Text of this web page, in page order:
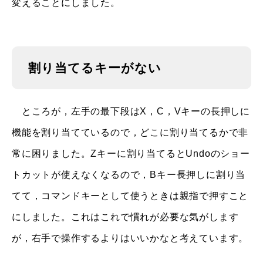
変えることにしました。
割り当てるキーがない
ところが，左手の最下段はX，C，Vキーの長押しに
機能を割り当てているので，どこに割り当てるかで非
常に困りました。Zキーに割り当てるとUndoのショー
トカットが使えなくなるので，Bキー長押しに割り当
てて，コマンドキーとして使うときは親指で押すこと
にしました。これはこれで慣れが必要な気がします
が，右手で操作するよりはいいかなと考えています。